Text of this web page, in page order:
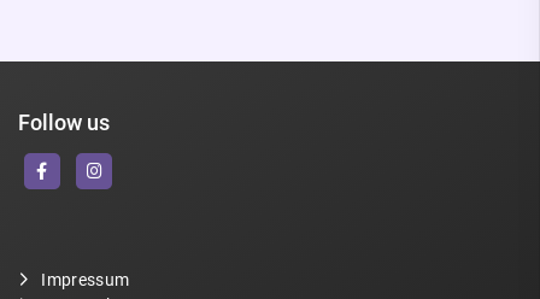
Follow us
Impressum